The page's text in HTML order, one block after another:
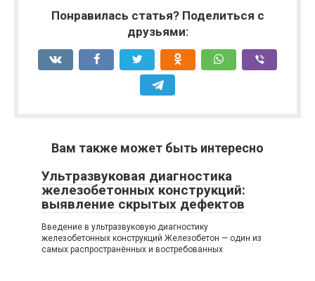
Понравилась статья? Поделиться с
друзьями:
Вам также может быть интересно
Ультразвуковая диагностика
железобетонных конструкций:
выявление скрытых дефектов
Введение в ультразвуковую диагностику
железобетонных конструкций Железобетон — один из
самых распространённых и востребованных